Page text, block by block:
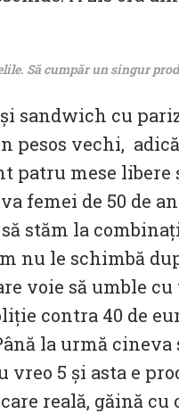
Să cumpăr un singur
sandwich cu
pesos vechi,
patru mese
femei de 50 de
stăm la
nu le schimbă
voie să umble cu
contra 40 de
la urmă
vreo 5 și asta e
reală, găină cu